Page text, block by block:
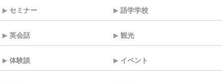
セミナー 語学学校
英会話 観光
体験談 イベント